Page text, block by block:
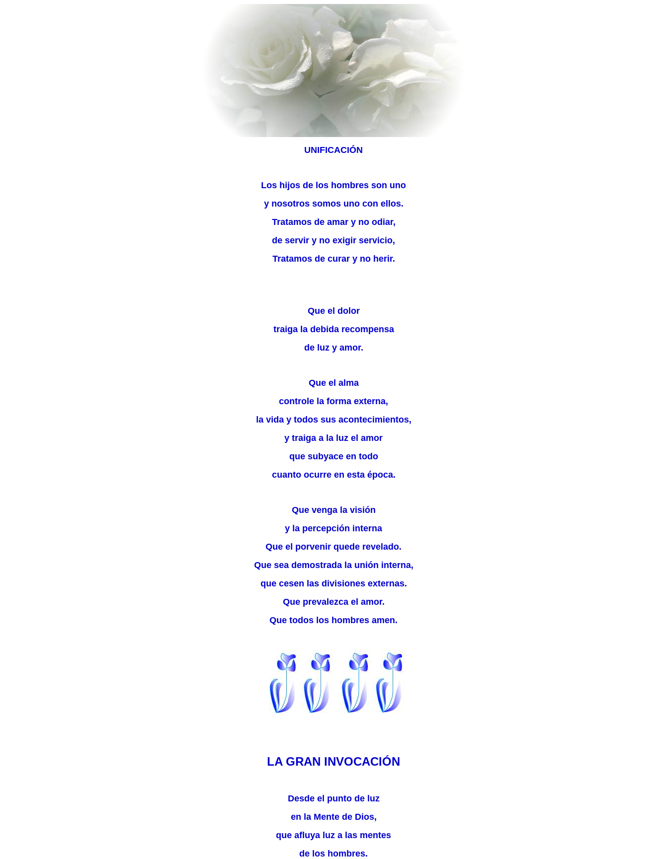
UNIFICACIÓN
Los hijos de los hombres son uno
y nosotros somos uno con ellos.
Tratamos de amar y no odiar,
de servir y no exigir servicio,
Tratamos de curar y no herir.
Que el dolor
traiga la debida recompensa
de luz y amor.
Que el alma
controle la forma externa,
la vida y todos sus acontecimientos,
y traiga a la luz el amor
que subyace en todo
cuanto ocurre en esta época.
Que venga la visión
y la percepción interna
Que el porvenir quede revelado.
Que sea demostrada la unión interna,
que cesen las divisiones externas.
Que prevalezca el amor.
Que todos los hombres amen.
LA GRAN INVOCACIÓN
Desde el punto de luz
en la Mente de Dios,
que afluya luz a las mentes
de los hombres.